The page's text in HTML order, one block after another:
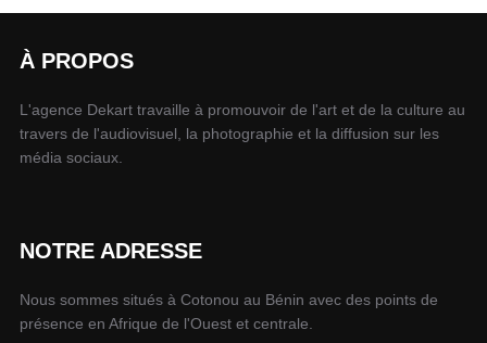
À PROPOS
L'agence Dekart travaille à promouvoir de l'art et de la culture au
travers de l'audiovisuel, la photographie et la diffusion sur les
média sociaux.
NOTRE ADRESSE
Nous sommes situés à Cotonou au Bénin avec des points de
présence en Afrique de l'Ouest et centrale.